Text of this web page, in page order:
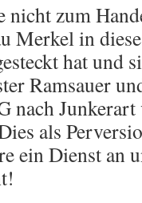
nicht zum
Merkel in
hat und
Ramsauer
nach
als
ein Dienst an